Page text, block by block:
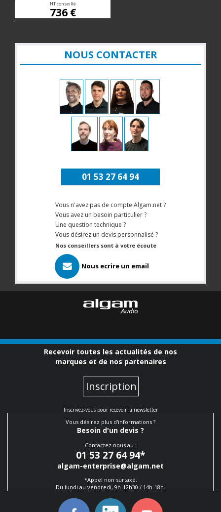
HT conseillé
736 €
NOUS CONTACTER
01 53 27 64 94
Vous n'avez pas de compte Algam.net ?
Vous avez un besoin particulier ?
Une question technique ?
Vous désirez un devis personnalisé ?
Nos conseillers sont à votre écoute
Nous ecrire un email
Recevoir toutes les actualités de nos
marques et de nos partenaires
Inscription
Inscrivez-vous pour recevoir la newsletter
Vous désirez plus d'informations ?
Besoin d'un devis ?
Contactez nous au :
01 53 27 64 94*
algam-enterprise@algam.net
*Appel non surtaxé.
Du lundi au vendredi, 9h-12h30 / 14h-18h.